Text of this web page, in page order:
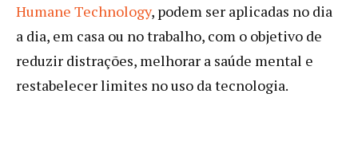
Humane Technology, podem ser aplicadas no dia
a dia, em casa ou no trabalho, com o objetivo de
reduzir distrações, melhorar a saúde mental e
restabelecer limites no uso da tecnologia.